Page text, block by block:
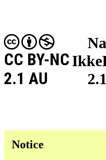
CC BY-NC
2.1 AU
Notice